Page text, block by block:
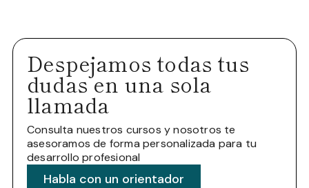
Despejamos todas tus
dudas en una sola
llamada
Consulta nuestros cursos y nosotros te
asesoramos de forma personalizada para tu
desarrollo profesional
Habla con un orientador